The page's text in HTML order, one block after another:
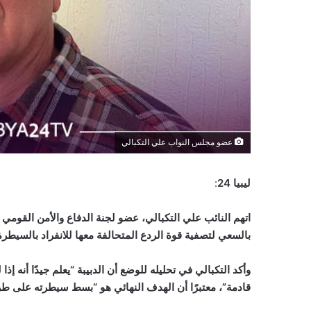
عضو مجلس النواب علي التكبالي
ليبيا 24 :
اتهم النائب علي التكبالي، عضو لجنة الدفاع والأمن
بالسعي لتصفية قوة الردع المتحالفة معها للانفراد
وأكد التكبالي في تحليله للوضع أن الدبيبة “يعلم جيدًا
قادمة”، معتبرًا أن الهدف النهائي هو “بسط سيطرته